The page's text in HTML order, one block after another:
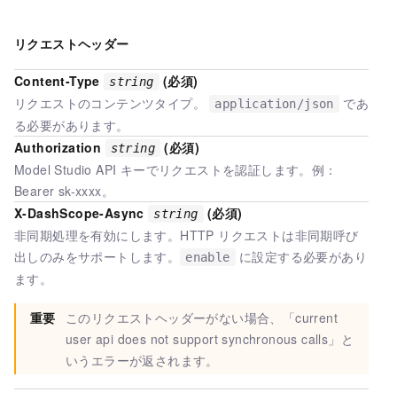
リクエストヘッダー
Content-Type string
(必須)
リクエストのコンテンツタイプ。
application/json
であ
る必要があります。
Authorization
string
(必須)
Model Studio API キーでリクエストを認証します。例：
Bearer sk-xxxx。
X-DashScope-Async
string
(必須)
非同期処理を有効にします。HTTP リクエストは非同期呼び
出しのみをサポートします。
enable
に設定する必要があり
ます。
重要
このリクエストヘッダーがない場合、「current
user api does not support synchronous calls」と
いうエラーが返されます。